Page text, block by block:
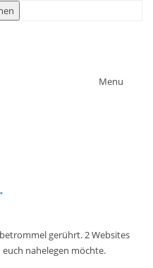
Menu
gerührt. 2 Websites
nahelegen möchte.